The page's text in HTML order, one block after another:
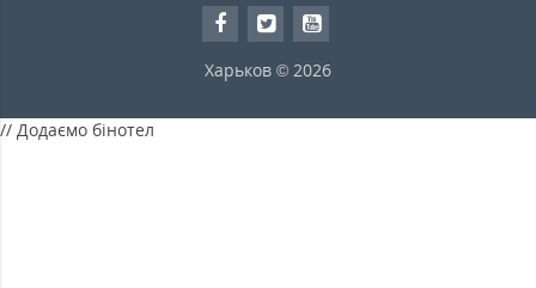
Харьков © 2026
// Додаємо бінотел